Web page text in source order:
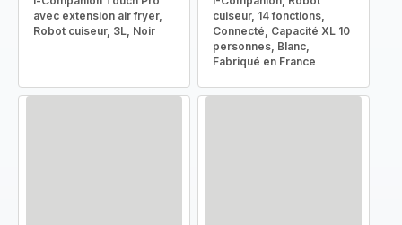
avec extension air fryer,
Robot cuiseur, 3L, Noir
cuiseur, 14 fonctions,
Connecté, Capacité XL 10
personnes, Blanc,
Fabriqué en France